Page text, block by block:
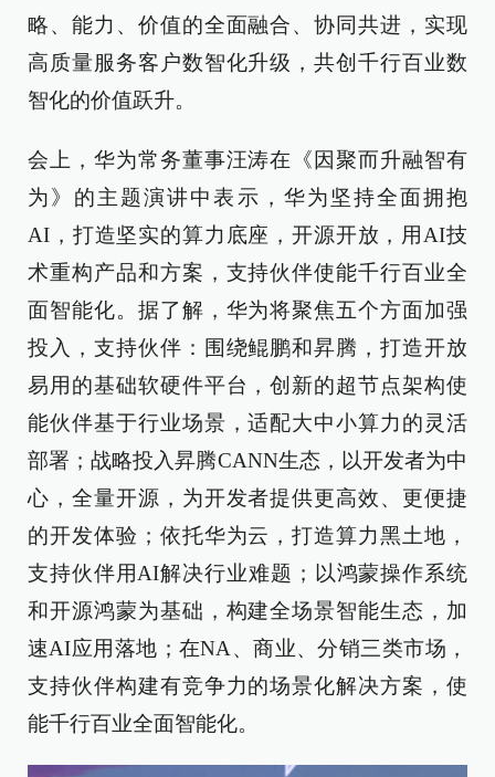
略、能力、价值的全面融合、协同共进，实现
高质量服务客户数智化升级，共创千行百业数
智化的价值跃升。
会上，华为常务董事汪涛在《因聚而升融智有
为》的主题演讲中表示，华为坚持全面拥抱
AI，打造坚实的算力底座，开源开放，用AI技
术重构产品和方案，支持伙伴使能千行百业全
面智能化。据了解，华为将聚焦五个方面加强
投入，支持伙伴：围绕鲲鹏和昇腾，打造开放
易用的基础软硬件平台，创新的超节点架构使
能伙伴基于行业场景，适配大中小算力的灵活
部署；战略投入昇腾CANN生态，以开发者为中
心，全量开源，为开发者提供更高效、更便捷
的开发体验；依托华为云，打造算力黑土地，
支持伙伴用AI解决行业难题；以鸿蒙操作系统
和开源鸿蒙为基础，构建全场景智能生态，加
速AI应用落地；在NA、商业、分销三类市场，
支持伙伴构建有竞争力的场景化解决方案，使
能千行百业全面智能化。